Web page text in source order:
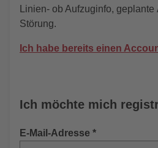
Linien- ob Aufzuginfo,
Störung.
Ich habe bereits einen
Ich möchte mich
E-Mail-Adresse *